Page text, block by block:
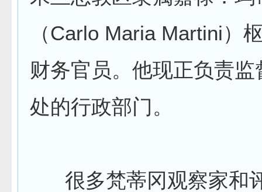
（Carlo Maria Martini）
财务官员。他现正负责
处的行政部门。
很多梵蒂冈观察家和